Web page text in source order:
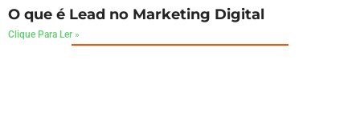
O que é Lead no Marketing Digital
Clique Para Ler »